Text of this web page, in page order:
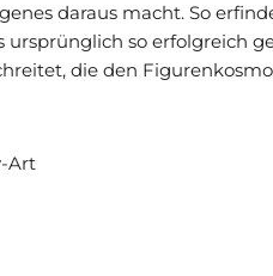
daraus macht. So
ursprünglich so erfolgreich
die den